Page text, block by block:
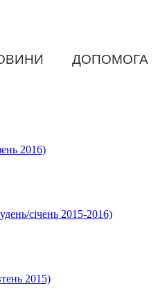
ДОПОМОГА
2016)
січень 2015-2016)
2015)